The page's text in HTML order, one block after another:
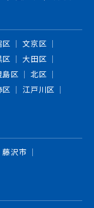
区
文京区
区
大田区
島区
北区
区
江戸川区
藤沢市